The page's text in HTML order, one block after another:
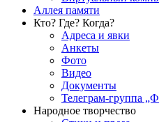
Аллея памяти
Кто? Где? Когда?
Адреса и явки
Анкеты
Фото
Видео
Документы
Телеграм-группа
Народное творчество